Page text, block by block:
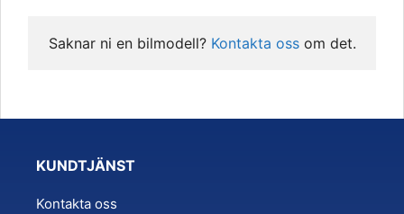
Saknar ni en bilmodell? Kontakta oss om det.
KUNDTJÄNST
Kontakta oss